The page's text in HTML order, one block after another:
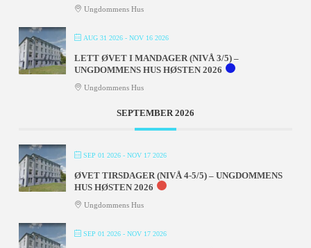
Ungdommens Hus
AUG 31 2026- NOV 16 2026
LETT ØVET I MANDAGER (NIVÅ 3/5) –
UNGDOMMENS HUS HØSTEN 2026
Ungdommens Hus
SEPTEMBER 2026
SEP 01 2026- NOV 17 2026
ØVET TIRSDAGER (NIVÅ 4-5/5) – UNGDOMMENS
HUS HØSTEN 2026
Ungdommens Hus
SEP 01 2026- NOV 17 2026